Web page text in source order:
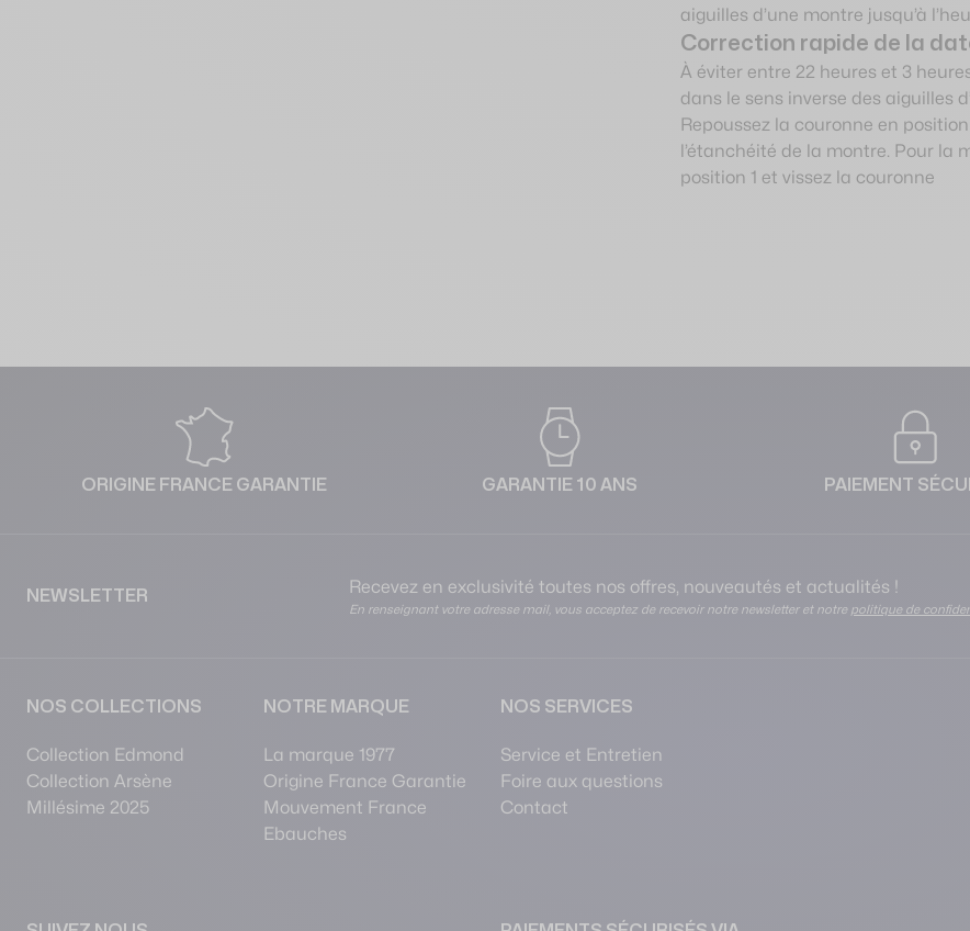
aiguilles d’une montre jusqu’à
Correction rapide de la
À éviter entre 22 heures et 3
dans le sens inverse des aiguilles
Repoussez la couronne en
l’étanchéité de la montre. Pour la
position 1 et vissez la couronne
ORIGINE FRANCE GARANTIE GARANTIE 10 ANS PAIEMENT
NEWSLETTER Recevez en exclusivité toutes nos offres, nouveautés et actualités !
En renseignant votre adresse mail, vous acceptez de recevoir notre newsletter et notre politique de
NOS COLLECTIONS
Collection Edmond
Collection Arsène
Millésime 2025
NOTRE MARQUE
La marque 1977
Origine France Garantie
Mouvement France
Ebauches
NOS SERVICES
Service et Entretien
Foire aux questions
Contact